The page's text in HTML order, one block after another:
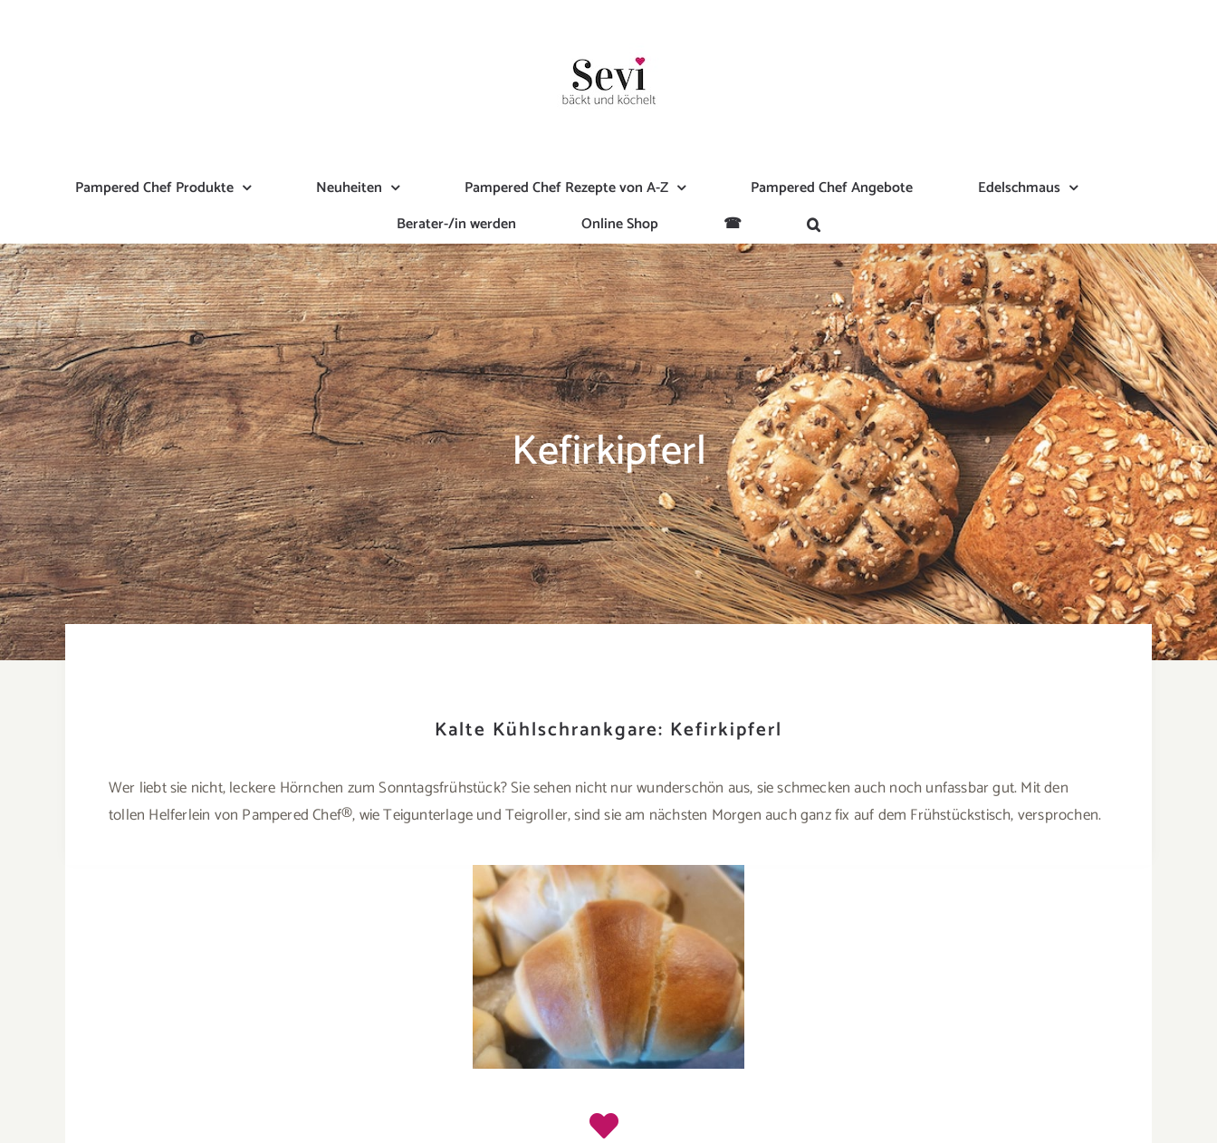
Pampered Chef Produkte Neuheiten Pampered Chef Rezepte von A-Z Pampered Chef Angebote
Edelschmaus
Berater-/in werden
Online Shop ☎
Kefirkipferl
Kalte Kühlschrankgare: Kefirkipferl
Wer liebt sie nicht, leckere Hörnchen zum Sonntagsfrühstück? Sie sehen nicht nur wunderschön aus, sie schmecken auch noch unfassbar gut. Mit den
tollen Helferlein von Pampered Chef®, wie Teigunterlage und Teigroller, sind sie am nächsten Morgen auch ganz fix auf dem Frühstückstisch, versprochen.